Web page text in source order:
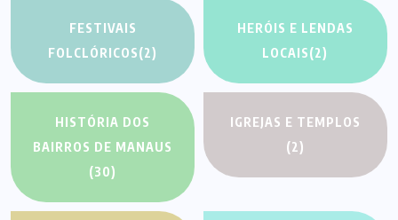
FESTIVAIS
FOLCLÓRICOS(2)
HERÓIS E LENDAS
LOCAIS(2)
HISTÓRIA DOS
BAIRROS DE MANAUS
(30)
IGREJAS E TEMPLOS
(2)